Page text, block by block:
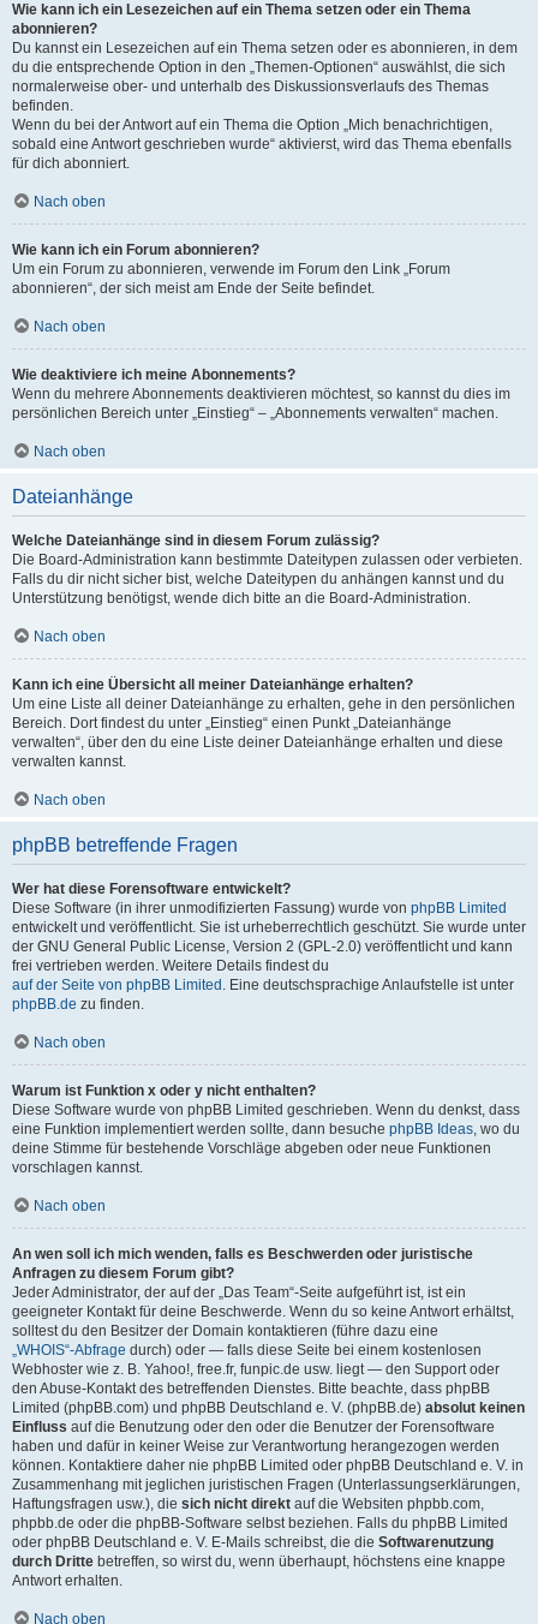
Wie kann ich ein Lesezeichen auf ein Thema setzen oder ein Thema
abonnieren?
Du kannst ein Lesezeichen auf ein Thema setzen oder es abonnieren, in dem
du die entsprechende Option in den „Themen-Optionen“ auswählst, die sich
normalerweise ober- und unterhalb des Diskussionsverlaufs des Themas
befinden.
Wenn du bei der Antwort auf ein Thema die Option „Mich benachrichtigen,
sobald eine Antwort geschrieben wurde“ aktivierst, wird das Thema ebenfalls
für dich abonniert.
Nach oben
Wie kann ich ein Forum abonnieren?
Um ein Forum zu abonnieren, verwende im Forum den Link „Forum
abonnieren“, der sich meist am Ende der Seite befindet.
Nach oben
Wie deaktiviere ich meine Abonnements?
Wenn du mehrere Abonnements deaktivieren möchtest, so kannst du dies im
persönlichen Bereich unter „Einstieg“ – „Abonnements verwalten“ machen.
Nach oben
Dateianhänge
Welche Dateianhänge sind in diesem Forum zulässig?
Die Board-Administration kann bestimmte Dateitypen zulassen oder verbieten.
Falls du dir nicht sicher bist, welche Dateitypen du anhängen kannst und du
Unterstützung benötigst, wende dich bitte an die Board-Administration.
Nach oben
Kann ich eine Übersicht all meiner Dateianhänge erhalten?
Um eine Liste all deiner Dateianhänge zu erhalten, gehe in den persönlichen
Bereich. Dort findest du unter „Einstieg“ einen Punkt „Dateianhänge
verwalten“, über den du eine Liste deiner Dateianhänge erhalten und diese
verwalten kannst.
Nach oben
phpBB betreffende Fragen
Wer hat diese Forensoftware entwickelt?
Diese Software (in ihrer unmodifizierten Fassung) wurde von phpBB Limited
entwickelt und veröffentlicht. Sie ist urheberrechtlich geschützt. Sie wurde unter
der GNU General Public License, Version 2 (GPL-2.0) veröffentlicht und kann
frei vertrieben werden. Weitere Details findest du
auf der Seite von phpBB Limited . Eine deutschsprachige Anlaufstelle ist unter
phpBB.de zu finden.
Nach oben
Warum ist Funktion x oder y nicht enthalten?
Diese Software wurde von phpBB Limited geschrieben. Wenn du denkst, dass
eine Funktion implementiert werden sollte, dann besuche phpBB Ideas, wo du
deine Stimme für bestehende Vorschläge abgeben oder neue Funktionen
vorschlagen kannst.
Nach oben
An wen soll ich mich wenden, falls es Beschwerden oder juristische
Anfragen zu diesem Forum gibt?
Jeder Administrator, der auf der „Das Team“-Seite aufgeführt ist, ist ein
geeigneter Kontakt für deine Beschwerde. Wenn du so keine Antwort erhältst,
solltest du den Besitzer der Domain kontaktieren (führe dazu eine
„WHOIS“-Abfrage durch) oder — falls diese Seite bei einem kostenlosen
Webhoster wie z. B. Yahoo!, free.fr, funpic.de usw. liegt — den Support oder
den Abuse-Kontakt des betreffenden Dienstes. Bitte beachte, dass phpBB
Limited (phpBB.com) und phpBB Deutschland e. V. (phpBB.de) absolut keinen
Einfluss auf die Benutzung oder den oder die Benutzer der Forensoftware
haben und dafür in keiner Weise zur Verantwortung herangezogen werden
können. Kontaktiere daher nie phpBB Limited oder phpBB Deutschland e. V. in
Zusammenhang mit jeglichen juristischen Fragen (Unterlassungserklärungen,
Haftungsfragen usw.), die sich nicht direkt auf die Websiten phpbb.com,
phpbb.de oder die phpBB-Software selbst beziehen. Falls du phpBB Limited
oder phpBB Deutschland e. V. E-Mails schreibst, die die Softwarenutzung
durch Dritte betreffen, so wirst du, wenn überhaupt, höchstens eine knappe
Antwort erhalten.
Nach oben